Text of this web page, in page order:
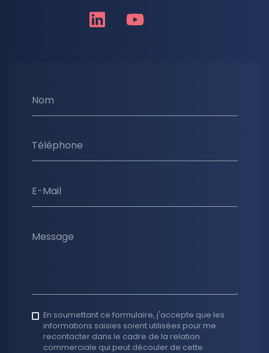
Nom
Téléphone
E-Mail
Message
En soumettant ce formulaire, j'accepte que les
informations saisies soient utilisées pour me
recontacter dans le cadre de la relation
commerciale qui peut découler de cette